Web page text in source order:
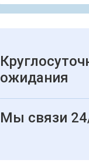
ожидания
Мы связи